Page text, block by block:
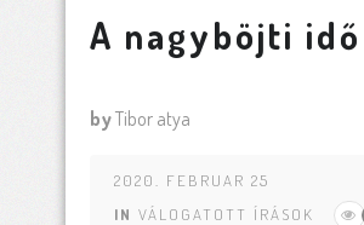
A nagyböjti idő
byTibor atya
2020. FEBRUAR 25
IN VÁLOGATOTT ÍRÁSOK